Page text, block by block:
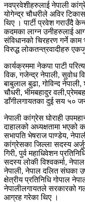
नवप्रवेशीहरुलाई नेपाली
योगेन्द्र चौधरीले अविर
थिए । पार्टी प्रवेश गराउँदै
कदमका लाग्न उनीहरुलाई
संविधानको चिरहरण गर्ने
विरुद्ध लोकतन्त्रवादीहरु
कार्यक्रममा नेकपा पाटी
विक, गजेन्द्र नेपाली, सुवोध
बाबुलाल बुढा, गोविन्द
चौधरी, भीमबहादुर
डाँगीलगायतका दुई सय ५०
नेपाली कांग्रेस घोराही
दाहालको अध्यक्षतामा भएको
सभापति भेषराज पाण्डेय,
कांग्रेसका जिल्ला सदस्य
गिरी, पुर्व महाधिवेशन
सदस्य लोकी विश्वकर्मा,
नेपाली, नेपाल दलित संघका
क्षेत्रीय प्रतिनिधि गोपाल
नेपालीलगायतले सरकारको
आग्रह गरेका थिए ।